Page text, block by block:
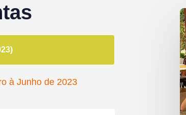
à Junho de 2023